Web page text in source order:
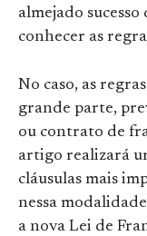
almejado sucesso
conhecer as
No caso, as
grande parte,
ou contrato de
artigo realizará
cláusulas mais
nessa
a nova Lei de